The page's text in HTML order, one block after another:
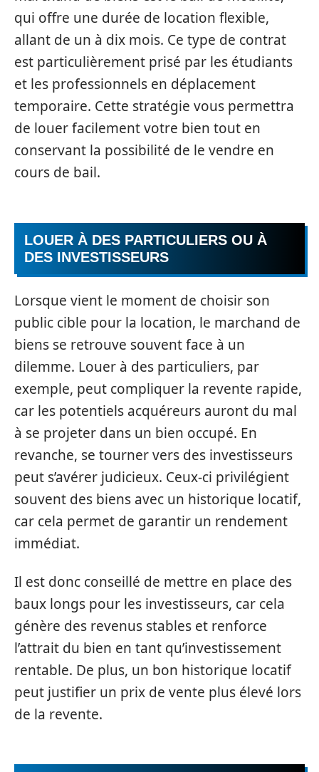
qui offre une durée de location flexible,
allant de un à dix mois. Ce type de contrat
est particulièrement prisé par les étudiants
et les professionnels en déplacement
temporaire. Cette stratégie vous permettra
de louer facilement votre bien tout en
conservant la possibilité de le vendre en
cours de bail.
LOUER À DES PARTICULIERS OU À
DES INVESTISSEURS
Lorsque vient le moment de choisir son
public cible pour la location, le marchand de
biens se retrouve souvent face à un
dilemme. Louer à des particuliers, par
exemple, peut compliquer la revente rapide,
car les potentiels acquéreurs auront du mal
à se projeter dans un bien occupé. En
revanche, se tourner vers des investisseurs
peut s’avérer judicieux. Ceux-ci privilégient
souvent des biens avec un historique locatif,
car cela permet de garantir un rendement
immédiat.
Il est donc conseillé de mettre en place des
baux longs pour les investisseurs, car cela
génère des revenus stables et renforce
l’attrait du bien en tant qu’investissement
rentable. De plus, un bon historique locatif
peut justifier un prix de vente plus élevé lors
de la revente.